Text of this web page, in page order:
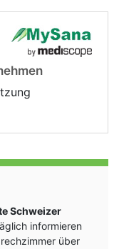
Schweizer
informieren
über